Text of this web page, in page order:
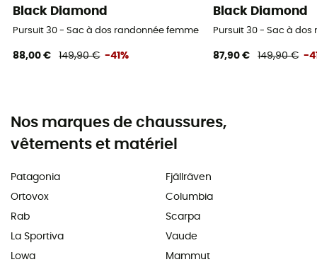
Black Diamond
Pursuit 30 - Sac à dos randonnée femme
88,00 € 149,90 € -41%
Black Diamond
Pursuit 30 - Sac à
87,90 € 149,90 € -
Nos marques de chaussures,
vêtements et matériel
Patagonia
Ortovox
Rab
La Sportiva
Lowa
Fjällräven
Columbia
Scarpa
Vaude
Mammut